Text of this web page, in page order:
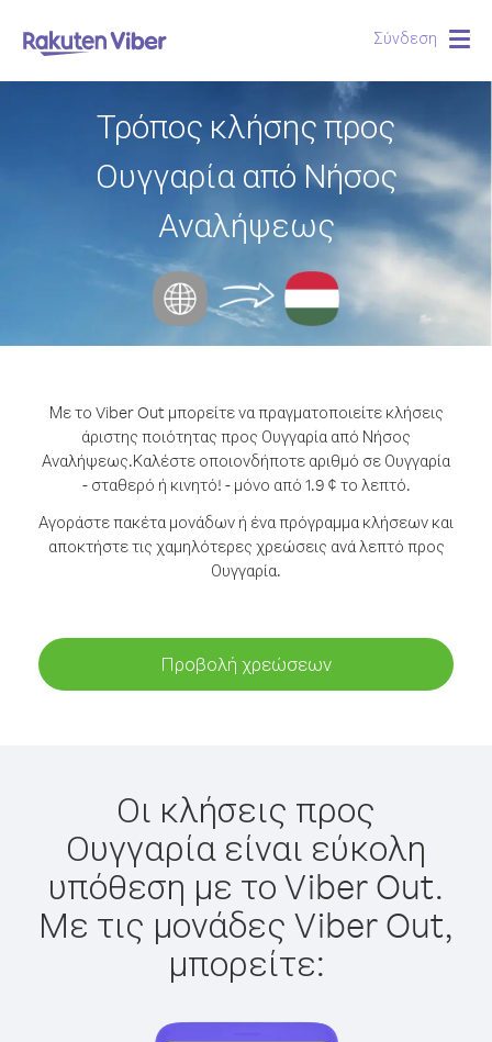
Σύνδεση
Τρόπος κλήσης προς
Ουγγαρία από Νήσος
Αναλήψεως
Με το Viber Out μπορείτε να πραγματοποιείτε κλήσεις
άριστης ποιότητας προς Ουγγαρία από Νήσος
Αναλήψεως.Καλέστε οποιονδήποτε αριθμό σε Ουγγαρία
- σταθερό ή κινητό! - μόνο από 1.9 ¢ το λεπτό.
Αγοράστε πακέτα μονάδων ή ένα πρόγραμμα κλήσεων και
αποκτήστε τις χαμηλότερες χρεώσεις ανά λεπτό προς
Ουγγαρία.
Προβολή χρεώσεων
Οι κλήσεις προς
Ουγγαρία είναι εύκολη
υπόθεση με το Viber Out.
Με τις μονάδες Viber Out,
μπορείτε: